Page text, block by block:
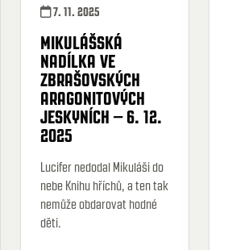
7. 11. 2025
MIKULÁŠSKÁ
NADÍLKA VE
ZBRAŠOVSKÝCH
ARAGONITOVÝCH
JESKYNÍCH – 6. 12.
2025
Lucifer nedodal Mikuláši do
nebe Knihu hříchů, a ten tak
nemůže obdarovat hodné
děti.